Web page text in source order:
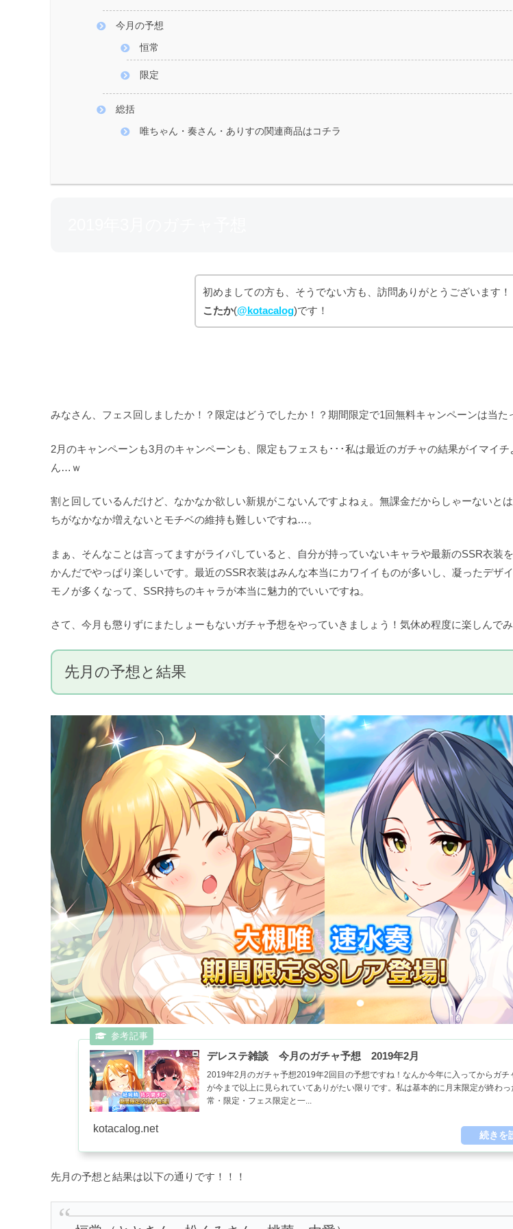
今月の予想
恒常
限定
総括
唯ちゃん・奏さん・ありすの関連商品はコチラ
初めましての方も、そうでない方も、訪問ありがとうございます！
こたか(@kotacalog)です！
みなさん、フェス回しましたか！？限定はどうでしたか！？期間限定で1回無料キャンペーンは当た
2月のキャンペーンも3月のキャンペーンも、限定もフェスも･･･私は最近のガチャの結果がイマイ
ん…ｗ
割と回しているんだけど、なかなか欲しい新規がこないんですよねぇ。無課金だからしゃーないと
ちがなかなか増えないとモチベの維持も難しいですね…。
まぁ、そんなことは言ってますがライパしていると、自分が持っていないキャラや最新のSSR衣装
かんだでやっぱり楽しいです。最近のSSR衣装はみんな本当にカワイイものが多いし、凝ったデザ
モノが多くなって、SSR持ちのキャラが本当に魅力的でいいですね。
さて、今月も懲りずにまたしょーもないガチャ予想をやっていきましょう！気休め程度に楽しんでみ
先月の予想と結果
デレステ雑談 今月のガチャ予想 2019年2月
2019年2月のガチャ予想2019年2回目の予想ですね！なんか今年に入ってからガチ
が今まで以上に見られていてありがたい限りです。私は基本的に月末限定が終わっ
常・限定・フェス限定と一...
kotacalog.net
先月の予想と結果は以下の通りです！！！